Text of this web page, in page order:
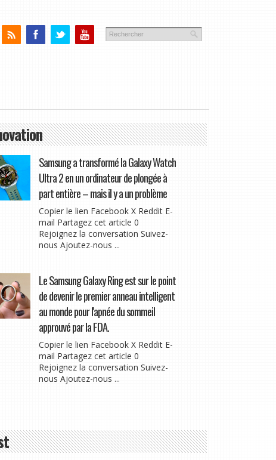
Samsung a transformé la Galaxy Watch
Ultra 2 en un ordinateur de plongée à
part entière – mais il y a un problème
Copier le lien Facebook X Reddit E-
mail Partagez cet article 0
Rejoignez la conversation Suivez-
nous Ajoutez-nous ...
Le Samsung Galaxy Ring est sur le point
de devenir le premier anneau intelligent
au monde pour l'apnée du sommeil
approuvé par la FDA.
Copier le lien Facebook X Reddit E-
mail Partagez cet article 0
Rejoignez la conversation Suivez-
nous Ajoutez-nous ...